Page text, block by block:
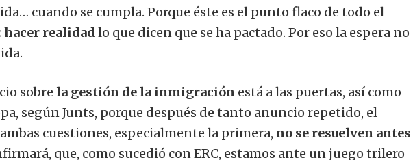
cuando se cumpla. Porque éste es el punto flaco de todo el
hacer realidad lo que dicen que se ha pactado. Por eso la espera no
sobre la gestión de la inmigración está a las puertas, así como
según Junts, porque después de tanto anuncio repetido, el
cuestiones, especialmente la primera, no se resuelven antes
que, como sucedió con ERC, estamos ante un juego trilero